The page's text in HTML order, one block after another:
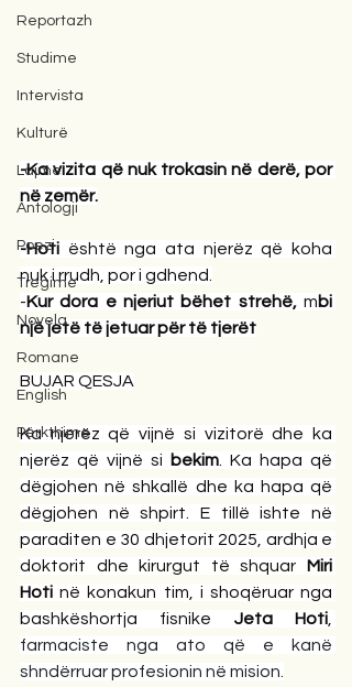
Reportazh
Studime
Intervista
Kulturë
Lajme
Antologji
Poezi
Tregime
Novela
Romane
English
Përkthime
-Ka vizita që nuk trokasin në derë, por
në zemër.
-Hoti është nga ata njerëz që koha
nuk i rrudh, por i gdhend.
-Kur dora e njeriut bëhet strehë, mbi
një jetë të jetuar për të tjerët
BUJAR QESJA
Ka njerëz që vijnë si vizitorë dhe ka
njerëz që vijnë si
bekim . Ka hapa që
dëgjohen në shkallë dhe ka hapa që
dëgjohen në shpirt. E tillë ishte në
paraditen e 30 dhjetorit 2025, ardhja e
doktorit dhe kirurgut të shquar Miri
Hoti në konakun tim, i shoqëruar nga
bashkëshortja fisnike Jeta Hoti
farmaciste nga ato që e kanë
shndërruar profesionin në mision.